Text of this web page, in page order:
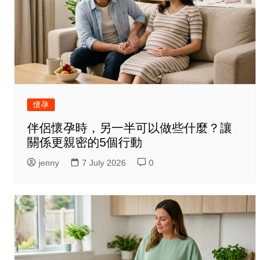
懷孕
伴侶懷孕時，另一半可以做些什麼？讓
關係更親密的5個行動
jenny 7 July 2026 0